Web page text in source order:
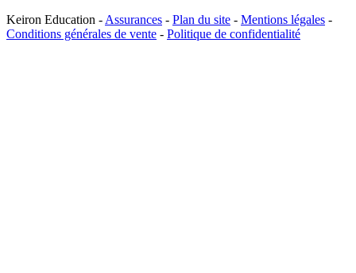
Keiron Education - Assurances - Plan du site - Mentions légales -
Conditions générales de vente - Politique de confidentialité